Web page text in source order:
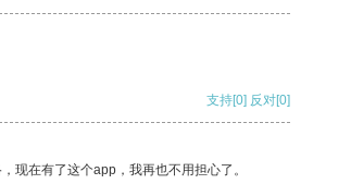
支持[0] 反对[0]
现在有了这个app，我再也不用担心了。